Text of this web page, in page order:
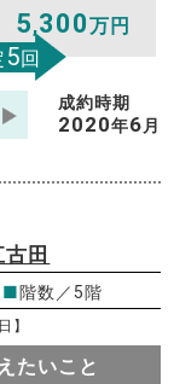
5,300万円
5回
成約時期
2020年6 月
田
■階数／5階
】
たいこと